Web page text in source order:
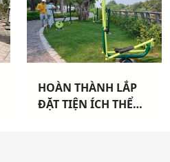
HOÀN THÀNH LẮP
ĐẶT TIỆN ÍCH THỂ